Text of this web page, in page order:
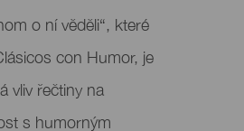
o ní věděli“, které
con Humor, je
vliv řečtiny na
s humorným